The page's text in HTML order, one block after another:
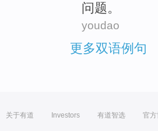
问题。
youdao
更多双语例句
关于有道 Investors 有道智选 官方